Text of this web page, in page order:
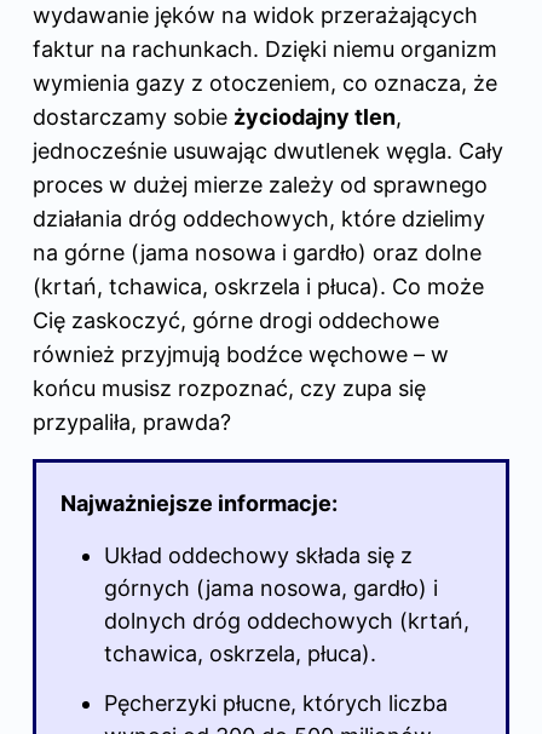
wydawanie jęków na widok przerażających
faktur na rachunkach. Dzięki niemu organizm
wymienia gazy z otoczeniem, co oznacza, że
dostarczamy sobie życiodajny tlen,
jednocześnie usuwając dwutlenek węgla. Cały
proces w dużej mierze zależy od sprawnego
działania dróg oddechowych, które dzielimy
na górne (jama nosowa i gardło) oraz dolne
(krtań, tchawica, oskrzela i płuca). Co może
Cię zaskoczyć, górne drogi oddechowe
również przyjmują bodźce węchowe – w
końcu musisz rozpoznać, czy zupa się
przypaliła, prawda?
Najważniejsze informacje:
Układ oddechowy składa się z
górnych (jama nosowa, gardło) i
dolnych dróg oddechowych (krtań,
tchawica, oskrzela, płuca).
Pęcherzyki płucne, których liczba